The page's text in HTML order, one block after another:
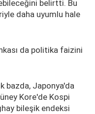
belirtti. Bu
daha uyumlu hale
da politika faizini
bazda, Japonya'da
Kore'de Kospi
bileşik endeksi